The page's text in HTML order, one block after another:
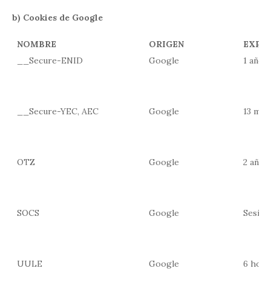
b) Cookies de Google
NOMBRE ORIGEN
__Secure-ENID
Google 1 año
__Secure-YEC, AEC Google 13
OTZ Google 2 años
SOCS Google Sesión
UULE Google 6